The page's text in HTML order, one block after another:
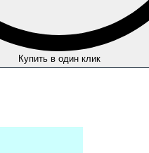
Купить в один клик